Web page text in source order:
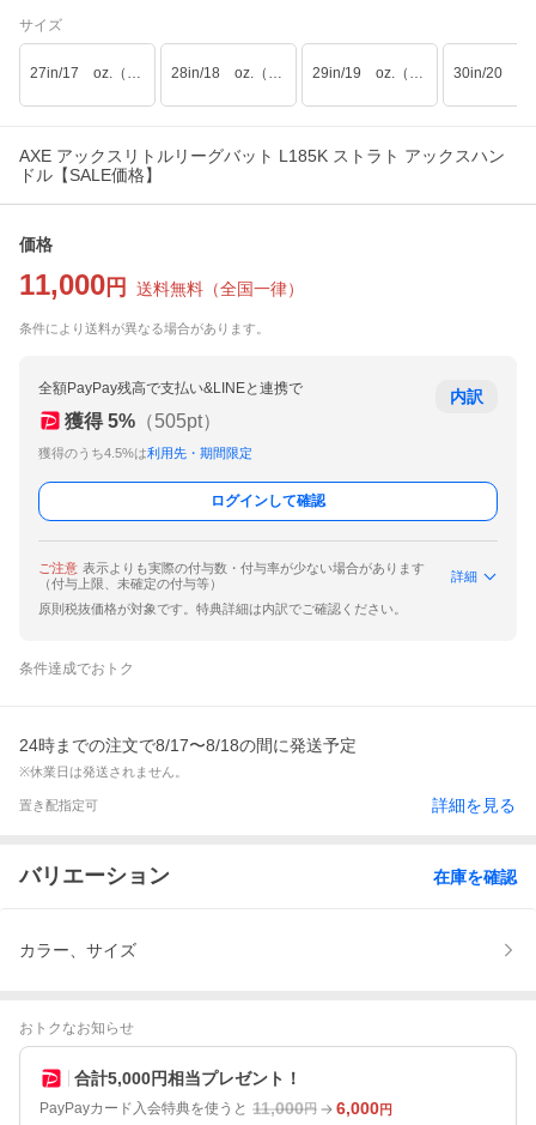
サイズ
27in/17 oz.（約68cm/実測550g平均） 28in/18 oz.（約71cm/実測570g平均） 29in/19 oz.（約73cm/実測600g平均）
AXE アックスリトルリーグバット L185K ストラト アックスハン
ドル【SALE価格】
価格
11,000 円 送料無料 （全国一律）
条件により送料が異なる場合があります。
全額PayPay残高で支払い&LINEと連携で
獲得 5% （505pt）
獲得のうち4.5%は利用先・期間限定
内訳
ログインして確認
ご注意 表示よりも実際の付与数・付与率が少ない場合があります
（付与上限、未確定の付与等）
詳細
原則税抜価格が対象です。特典詳細は内訳でご確認ください。
条件達成でおトク
24時までの注文で8/17〜8/18の間に発送予定
※休業日は発送されません。
置き配指定可 詳細を見る
バリエーション 在庫を確認
カラー、サイズ
おトクなお知らせ
合計5,000円相当プレゼント！
PayPayカード入会特典を使うと 11,000円 6,000円